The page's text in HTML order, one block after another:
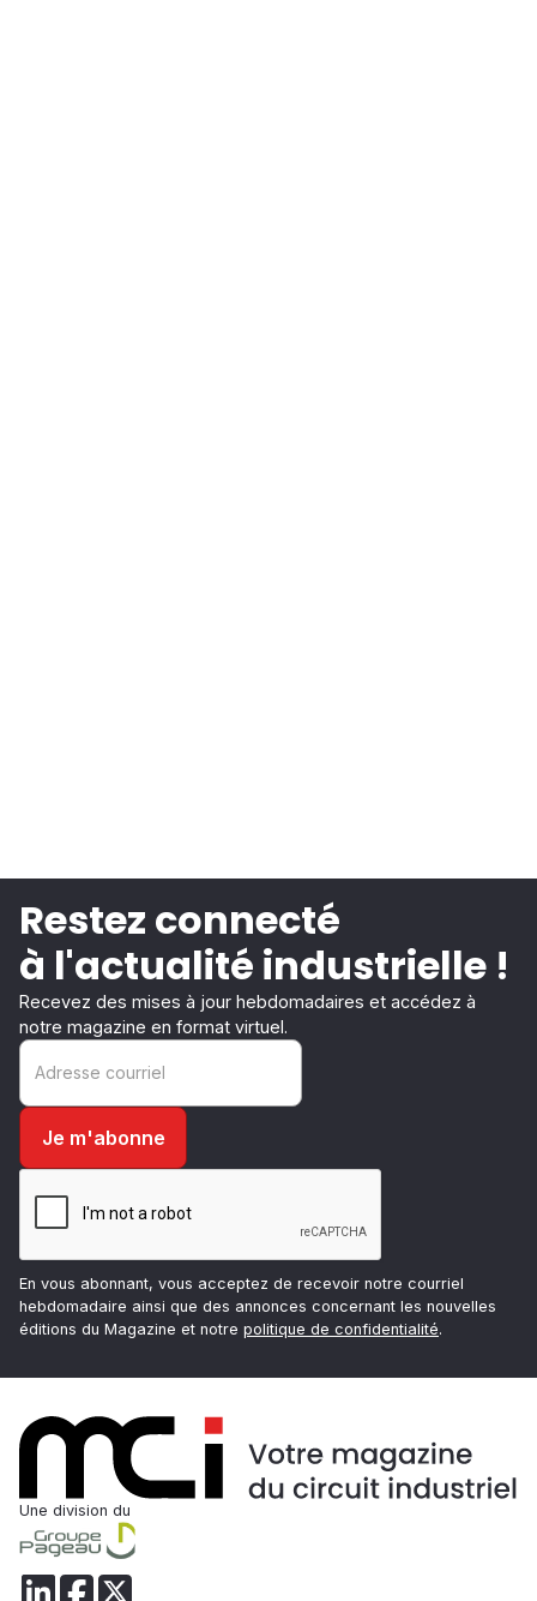
Restez connecté
à l'actualité industrielle !
Recevez des mises à jour hebdomadaires et accédez à
notre magazine en format virtuel.
En vous abonnant, vous acceptez de recevoir notre courriel
hebdomadaire ainsi que des annonces concernant les nouvelles
éditions du Magazine et notre politique de confidentialité.
Une division du